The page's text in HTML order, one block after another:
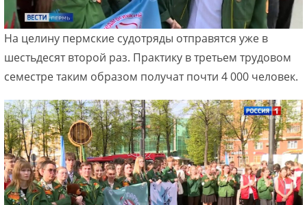
На целину пермские судотряды отправятся уже в
шестьдесят второй раз. Практику в третьем трудовом
семестре таким образом получат почти 4 000 человек.